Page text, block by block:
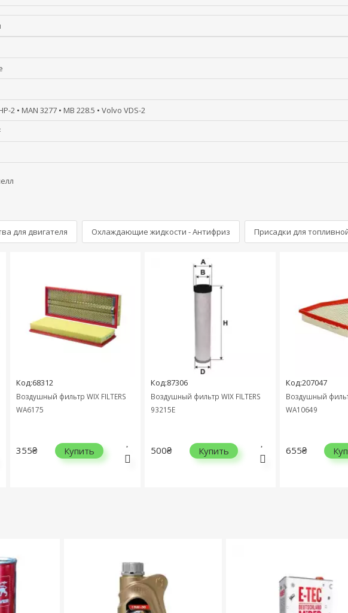
2 • MAN 3277 • MB 228.5 • Volvo VDS-2
для двигателя Охлаждающие жидкости - Антифриз Присадки для
Код:68312
Воздушный фильтр WIX FILTERS
WA6175
355₴ Купить
Код:87306
Воздушный фильтр WIX FILTERS
93215E
500₴ Купить
Код:207047
Воздушный
WA10649
655₴